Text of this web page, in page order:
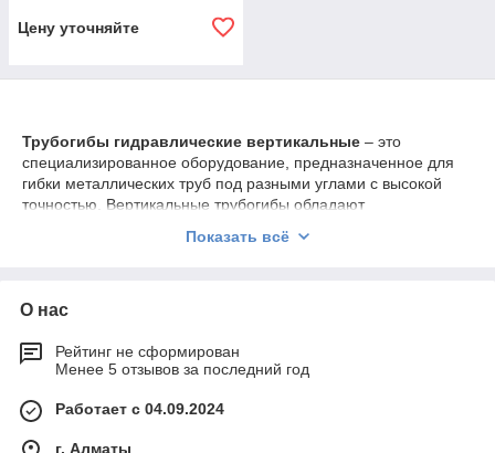
Цену уточняйте
Трубогибы гидравлические вертикальные – это
специализированное оборудование, предназначенное для
гибки металлических труб под разными углами с высокой
точностью. Вертикальные трубогибы обладают
значительные усилия для обработки труб большого
а также в машиностроении, где требуется точная гибка труб
вертикальных трубогибов
Показать всё
О нас
Рейтинг не сформирован
Менее 5 отзывов за последний год
Работает с 04.09.2024
г. Алматы